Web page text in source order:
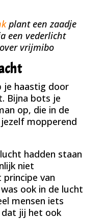
plant een zaadje
een vederlicht
vrijmibo
je haastig door
Bijna bots je
op, die in de
mopperend
hadden staan
niet
van
ook in de lucht
mensen iets
dat jij het ook